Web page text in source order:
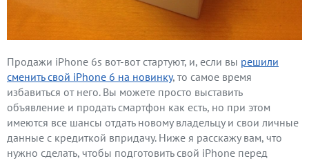
Продажи iPhone 6s вот-вот стартуют, и, если вы решили
сменить свой iPhone 6 на новинку, то самое время
избавиться от него. Вы можете просто выставить
объявление и продать смартфон как есть, но при этом
имеются все шансы отдать новому владельцу и свои личные
данные с кредиткой впридачу. Ниже я расскажу вам, что
нужно сделать, чтобы подготовить свой iPhone перед